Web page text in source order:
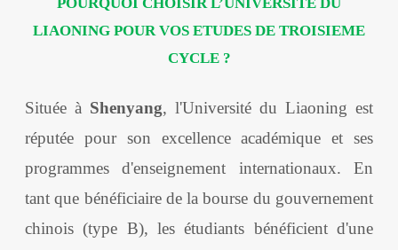
LIAONING POUR VOS ETUDES DE TROISIEME
CYCLE ?
Située à Shenyang, l'Université du Liaoning est
réputée pour son excellence académique et ses
programmes d'enseignement internationaux. En
tant que bénéficiaire de la bourse du gouvernement
chinois (type B), les étudiants bénéficient d'une